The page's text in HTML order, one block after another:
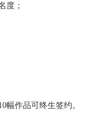
度；
幅作品可终生签约。